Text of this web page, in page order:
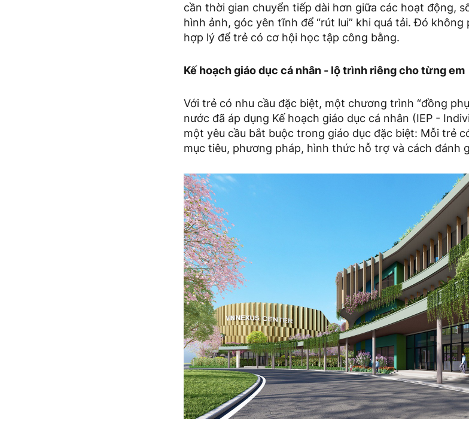
cần thời gian chuyển tiếp dài hơn giữa các hoạt động,
hình ảnh, góc yên tĩnh để “rút lui” khi quá tải. Đó không
hợp lý để trẻ có cơ hội học tập công bằng.
Kế hoạch giáo dục cá nhân - lộ trình riêng cho từng em
Với trẻ có nhu cầu đặc biệt, một chương trình “đồng
nước đã áp dụng Kế hoạch giáo dục cá nhân (IEP -
một yêu cầu bắt buộc trong giáo dục đặc biệt: Mỗi trẻ
mục tiêu, phương pháp, hình thức hỗ trợ và cách đánh